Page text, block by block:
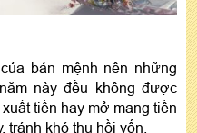
bản mệnh nên những
này đều không được
tiền hay mở mang tiền
tránh khó thu hồi vốn.